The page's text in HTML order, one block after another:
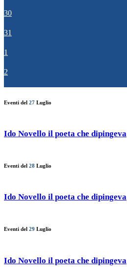
30
31
1
2
Eventi del 27 Luglio
Ido Novello il poeta che dipingeva
Eventi del 28 Luglio
Ido Novello il poeta che dipingeva
Eventi del 29 Luglio
Ido Novello il poeta che dipingeva